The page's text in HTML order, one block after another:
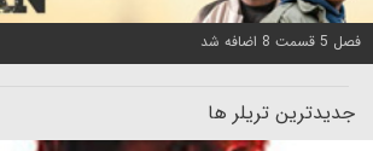
فصل 5 قسمت 8 اضافه شد
جدیدترین تریلر ها